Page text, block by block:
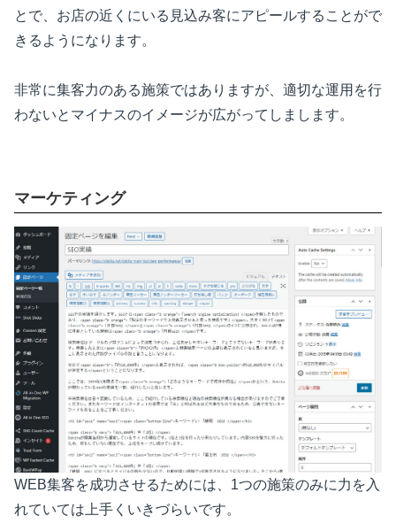
とで、お店の近くにいる見込み客にアピールすることがで
きるようになります。
非常に集客力のある施策ではありますが、適切な運用を行
わないとマイナスのイメージが広がってしまします。
マーケティング
WEB集客を成功させるためには、1つの施策のみに力を入
れていては上手くいきづらいです。